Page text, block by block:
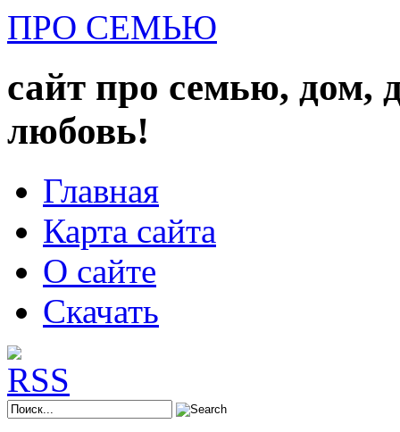
ПРО СЕМЬЮ
сайт про семью, дом,
любовь!
Главная
Карта сайта
О сайте
Скачать